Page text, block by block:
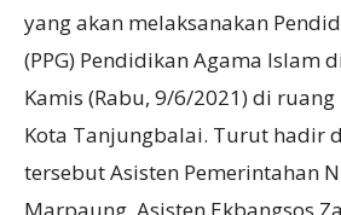
yang akan melaksanakan
(PPG) Pendidikan Agama Islam
Kamis (Rabu, 9/6/2021) di
Kota Tanjungbalai. Turut hadir
tersebut Asisten Pemerintahan
Marpaung, Asisten Ekbangsos